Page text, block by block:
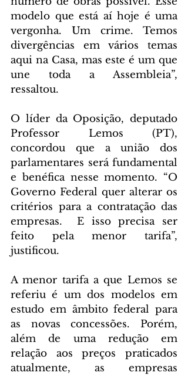
modelo que está aí hoje é uma
vergonha. Um crime. Temos
divergências em vários temas
aqui na Casa, mas este é um que
une toda a Assembleia”,
ressaltou.
O líder da Oposição, deputado
Professor Lemos (PT),
concordou que a união dos
parlamentares será fundamental
e benéfica nesse momento. “O
Governo Federal quer alterar os
critérios para a contratação das
empresas.  E isso precisa ser
feito pela menor tarifa”,
justificou.
A menor tarifa a que Lemos se
referiu é um dos modelos em
estudo em âmbito federal para
as novas concessões. Porém,
além de uma redução em
relação aos preços praticados
atualmente, as empresas